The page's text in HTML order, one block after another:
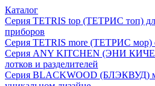
Каталог
Серия TETRIS top (ТЕТРИС топ)
приборов
Серия TETRIS more (ТЕТРИС мор)
Серия ANY KITCHEN (ЭНИ
лотков и разделителей
Серия BLACKWOOD (БЛЭКВУД)